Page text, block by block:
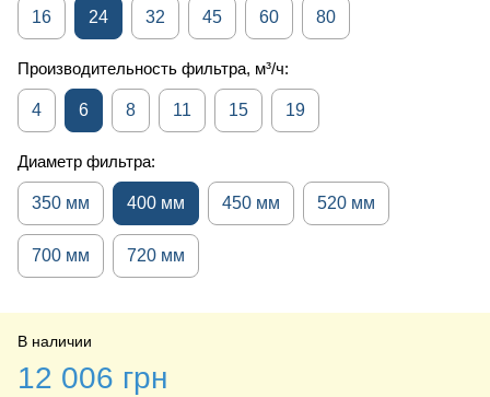
16 24 32 45 60 80
Производительность фильтра, м³/ч:
4 6 8 11 15 19
Диаметр фильтра:
350 мм 400 мм 450 мм 520 мм
700 мм 720 мм
В наличии
12 006 грн